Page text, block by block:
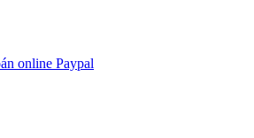
online Paypal